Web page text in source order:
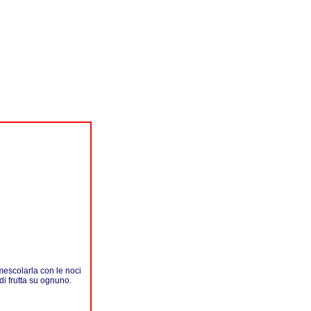
con le noci
frutta su ognuno.